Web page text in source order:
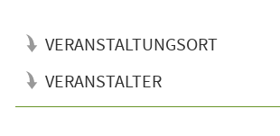
VERANSTALTUNGSORT
VERANSTALTER